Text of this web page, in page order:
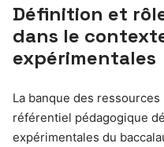
Définition et
dans le
expérimentales
La banque des
référentiel pédagogique
expérimentales du